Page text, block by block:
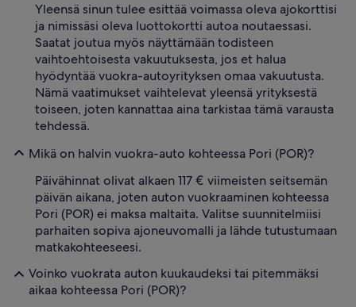
Yleensä sinun tulee esittää voimassa oleva ajokorttisi
ja nimissäsi oleva luottokortti autoa noutaessasi.
Saatat joutua myös näyttämään todisteen
vaihtoehtoisesta vakuutuksesta, jos et halua
hyödyntää vuokra-autoyrityksen omaa vakuutusta.
Nämä vaatimukset vaihtelevat yleensä yrityksestä
toiseen, joten kannattaa aina tarkistaa tämä varausta
tehdessä.
Mikä on halvin vuokra-auto kohteessa Pori (POR)?
Päivähinnat olivat alkaen 117 € viimeisten seitsemän
päivän aikana, joten auton vuokraaminen kohteessa
Pori (POR) ei maksa maltaita. Valitse suunnitelmiisi
parhaiten sopiva ajoneuvomalli ja lähde tutustumaan
matkakohteeseesi.
Voinko vuokrata auton kuukaudeksi tai pitemmäksi
aikaa kohteessa Pori (POR)?